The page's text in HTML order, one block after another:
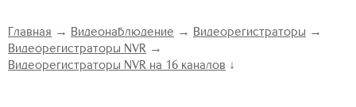
Главная → Видеонаблюдение → Видеорегистраторы →
Видеорегистраторы NVR →
Видеорегистраторы NVR на 16 каналов ↓